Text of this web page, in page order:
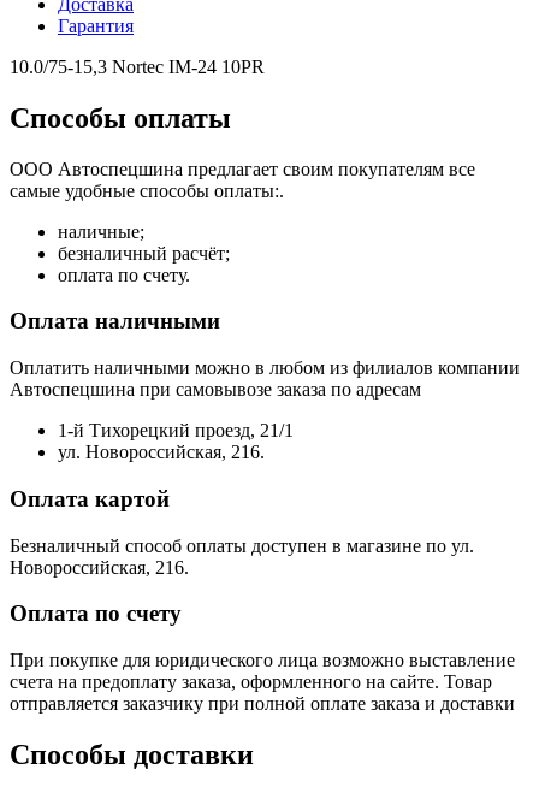
Гарантия
10.0/75-15,3 Nortec IM-24 10PR
Способы оплаты
ООО Автоспецшина предлагает своим покупателям все
самые удобные способы оплаты:.
наличные;
безналичный расчёт;
оплата по счету.
Оплата наличными
Оплатить наличными можно в любом из филиалов компании
Автоспецшина при самовывозе заказа по адресам
1-й Тихорецкий проезд, 21/1
ул. Новороссийская, 216.
Оплата картой
Безналичный способ оплаты доступен в магазине по ул.
Новороссийская, 216.
Оплата по счету
При покупке для юридического лица возможно выставление
счета на предоплату заказа, оформленного на сайте. Товар
отправляется заказчику при полной оплате заказа и доставки
Способы доставки